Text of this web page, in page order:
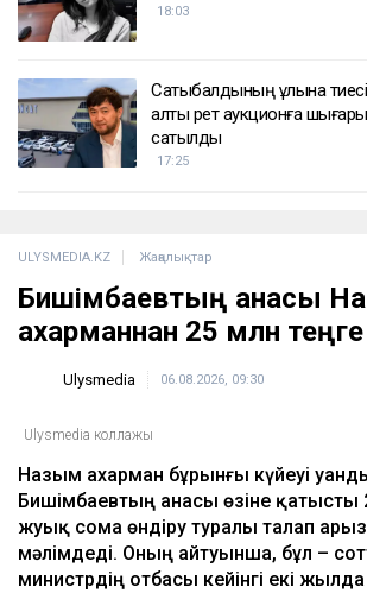
18:03
Сатыбалдының ұлына
алты рет аукционға
сатылды
17:25
ULYSMEDIA.KZ Жаңалықтар
Бишімбаевтың анасы
Қахарманнан 25 млн теңге
Ulysmedia 06.08.2026, 09:30
Ulysmedia коллажы
Назым Қахарман бұрынғы күйеуі
Бишімбаевтың анасы өзіне қатысты
жуық сома өндіру туралы талап арыз
мәлімдеді. Оның айтуынша, бұл –
министрдің отбасы кейінгі екі